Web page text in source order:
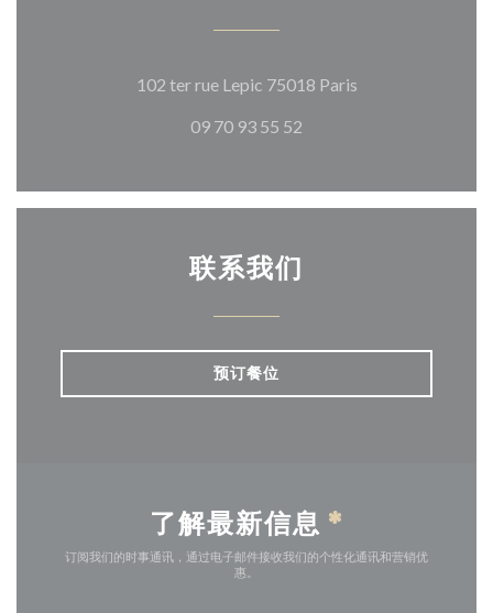
102 ter rue Lepic 75018 Paris((在新窗口中打
09 70 93 55 52
联系我们
预订餐位
了解最新信息 *
订阅我们的时事通讯，通过电子邮件接收我们的个性化通讯和营销优
惠。